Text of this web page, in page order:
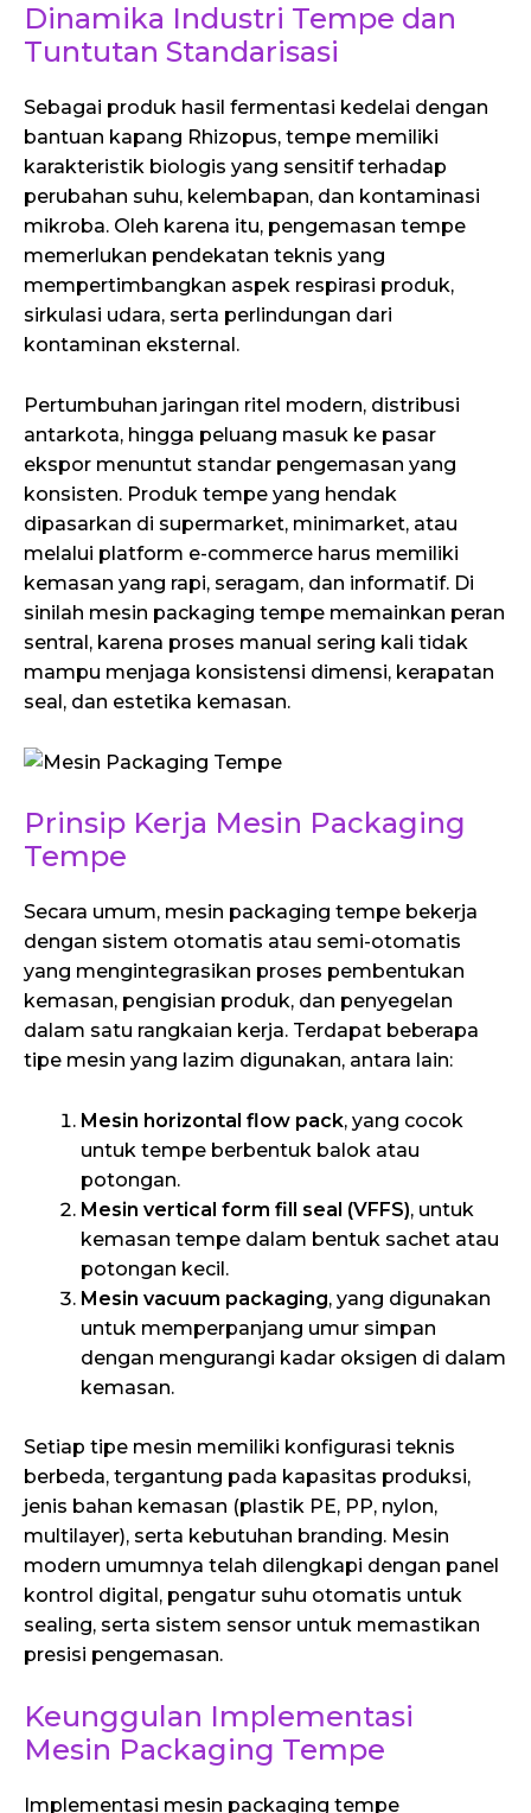
Dinamika Industri Tempe dan
Tuntutan Standarisasi
Sebagai produk hasil fermentasi kedelai dengan
bantuan kapang Rhizopus, tempe memiliki
karakteristik biologis yang sensitif terhadap
perubahan suhu, kelembapan, dan kontaminasi
mikroba. Oleh karena itu, pengemasan tempe
memerlukan pendekatan teknis yang
mempertimbangkan aspek respirasi produk,
sirkulasi udara, serta perlindungan dari
kontaminan eksternal.
Pertumbuhan jaringan ritel modern, distribusi
antarkota, hingga peluang masuk ke pasar
ekspor menuntut standar pengemasan yang
konsisten. Produk tempe yang hendak
dipasarkan di supermarket, minimarket, atau
melalui platform e-commerce harus memiliki
kemasan yang rapi, seragam, dan informatif. Di
sinilah mesin packaging tempe memainkan peran
sentral, karena proses manual sering kali tidak
mampu menjaga konsistensi dimensi, kerapatan
seal, dan estetika kemasan.
Prinsip Kerja Mesin Packaging
Tempe
Secara umum, mesin packaging tempe bekerja
dengan sistem otomatis atau semi-otomatis
yang mengintegrasikan proses pembentukan
kemasan, pengisian produk, dan penyegelan
dalam satu rangkaian kerja. Terdapat beberapa
tipe mesin yang lazim digunakan, antara lain:
Mesin horizontal flow pack, yang cocok
untuk tempe berbentuk balok atau
potongan.
Mesin vertical form fill seal (VFFS), untuk
kemasan tempe dalam bentuk sachet atau
potongan kecil.
Mesin vacuum packaging, yang digunakan
untuk memperpanjang umur simpan
dengan mengurangi kadar oksigen di dalam
kemasan.
Setiap tipe mesin memiliki konfigurasi teknis
berbeda, tergantung pada kapasitas produksi,
jenis bahan kemasan (plastik PE, PP, nylon,
multilayer), serta kebutuhan branding. Mesin
modern umumnya telah dilengkapi dengan panel
kontrol digital, pengatur suhu otomatis untuk
sealing, serta sistem sensor untuk memastikan
presisi pengemasan.
Keunggulan Implementasi
Mesin Packaging Tempe
Implementasi mesin packaging tempe